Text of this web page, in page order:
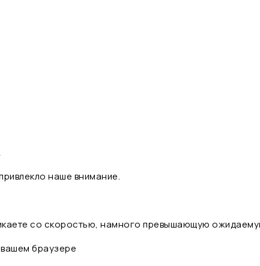
наше внимание.
со скоростью, намного превышающую
браузере